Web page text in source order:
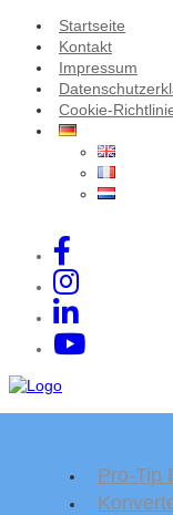
Startseite
Kontakt
Impressum
Cookie-
Pro-Tip